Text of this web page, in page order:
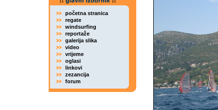
početna stranica
regate
windsurfing
reportaže
galerija slika
video
vrijeme
oglasi
linkovi
zezancija
forum